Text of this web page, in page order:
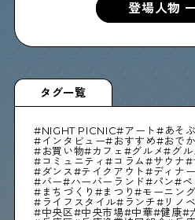
ぶらり、下町
下町の特集記事です
下町コラム
下町の「あの人」が
Shitamachi
下町の「あの人」×
登場人物
タグ一覧
NIGHT PICNIC アート あそぶ
インタビュー
おすすめ おで
お買い物
カフェ グルメ グ
コミュニティ
コラム サウナ
ダンス
テイクアウト ディナ
バー
ハーバーランド パン ペ
まちづくり
まつり モーニン
ライフスタイル
ランチ リノ
中央区
中央市場 中華 健康